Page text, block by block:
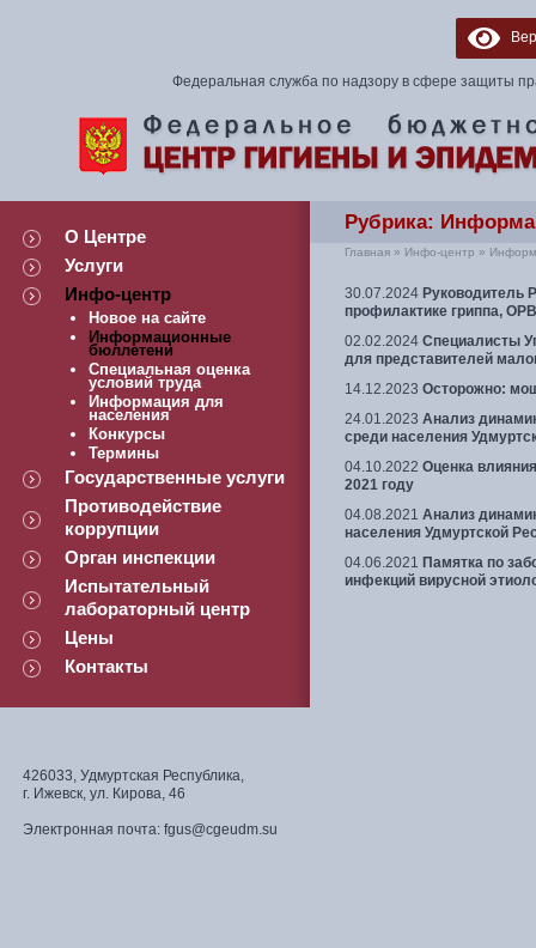
Федеральная служба по надзору в сфере защиты
О Центре
Услуги
Инфо-центр
Новое на сайте
Информационные
бюллетени
Специальная оценка
условий труда
Информация для
населения
Конкурсы
Термины
Государственные услуги
Противодействие
коррупции
Орган инспекции
Испытательный
лабораторный центр
Цены
Контакты
426033, Удмуртская Республика,
г. Ижевск, ул. Кирова, 46
Электронная почта: fgus@cgeudm.su
Рубрика:
Главная » Инфо-центр »
30.07.2024 Руководитель
профилактике гриппа,
02.02.2024 Специалисты
для представителей
14.12.2023 Осторожно:
24.01.2023 Анализ
среди населения
04.10.2022 Оценка
2021 году
04.08.2021 Анализ
населения Удмуртской
04.06.2021 Памятка по
инфекций вирусной